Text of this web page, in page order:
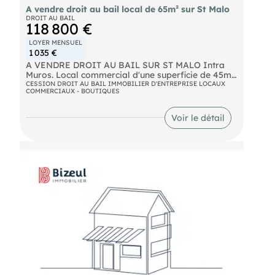
A vendre droit au bail local de 65m² sur St Malo
DROIT AU BAIL
118 800 €
LOYER MENSUEL
1 035 €
A VENDRE DROIT AU BAIL SUR ST MALO Intra
Muros. Local commercial d'une superficie de 45m²
au rez-de-chaussée et de 20m² au sous-sol. Bail
tous commerces Loyer mensuel TTC : 1035€
CESSION DROIT AU BAIL IMMOBILIER D'ENTREPRISE LOCAUX
COMMERCIAUX - BOUTIQUES
Voir le détail